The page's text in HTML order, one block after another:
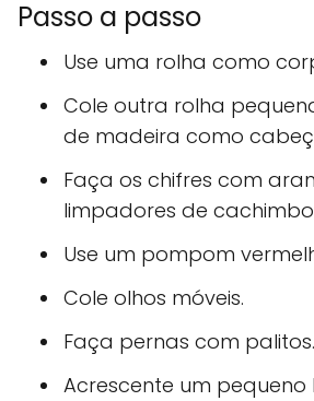
Passo a passo
Use uma rolha como
Cole outra rolha
de madeira como
Faça os chifres com
limpadores de
Use um pompom
Cole olhos móveis.
Faça pernas com palitos.
Acrescente um